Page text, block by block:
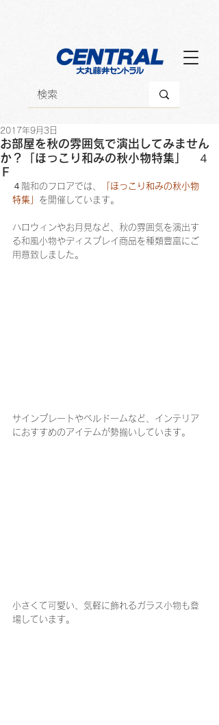
お部屋を秋の雰囲気で演出してみません
か？「ほっこり和みの秋小物特集」 ４
Ｆ
2017年9月3日
４階和のフロアでは、
「ほっこり和みの秋小物
特集」 を開催しています。
ハロウィンやお月見など、秋の雰囲気を演出す
る和風小物やディスプレイ商品を種類豊富にご
用意致しました。
サインプレートやベルドームなど、インテリア
におすすめのアイテムが勢揃いしています。
小さくて可愛い、気軽に飾れるガラス小物も登
場しています。